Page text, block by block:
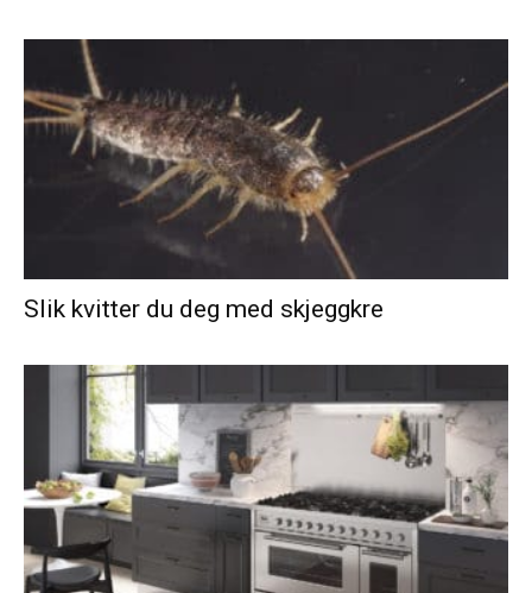
Slik kvitter du deg med skjeggkre